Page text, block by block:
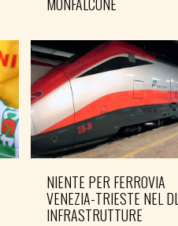
NIENTE PER FERROVIA
VENEZIA-TRIESTE NEL DL
INFRASTRUTTURE